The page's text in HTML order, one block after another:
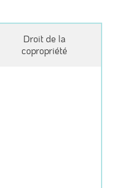
Droit de la
copropriété